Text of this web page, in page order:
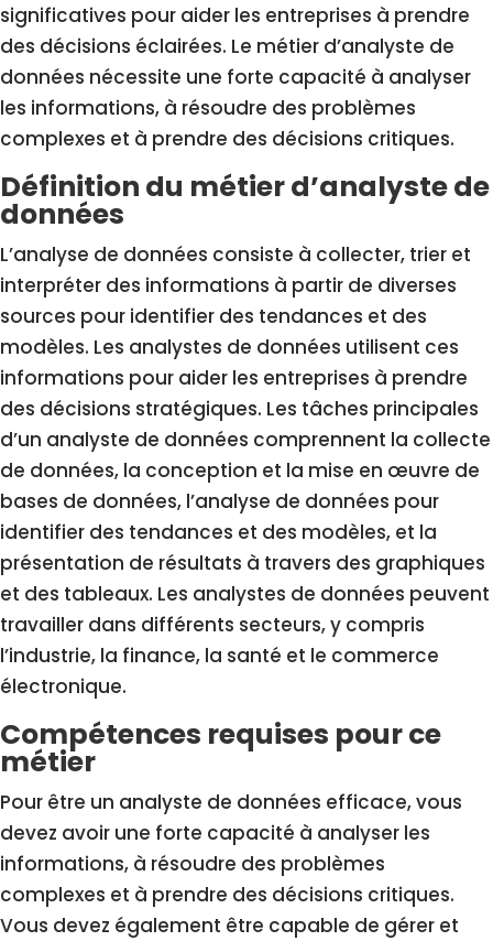
significatives pour aider les entreprises à prendre
des décisions éclairées. Le métier d’analyste de
données nécessite une forte capacité à analyser
les informations, à résoudre des problèmes
complexes et à prendre des décisions critiques.
Définition du métier d’analyste de
données
L’analyse de données consiste à collecter, trier et
interpréter des informations à partir de diverses
sources pour identifier des tendances et des
modèles. Les analystes de données utilisent ces
informations pour aider les entreprises à prendre
des décisions stratégiques. Les tâches principales
d’un analyste de données comprennent la collecte
de données, la conception et la mise en œuvre de
bases de données, l’analyse de données pour
identifier des tendances et des modèles, et la
présentation de résultats à travers des graphiques
et des tableaux. Les analystes de données peuvent
travailler dans différents secteurs, y compris
l’industrie, la finance, la santé et le commerce
électronique.
Compétences requises pour ce
métier
Pour être un analyste de données efficace, vous
devez avoir une forte capacité à analyser les
informations, à résoudre des problèmes
complexes et à prendre des décisions critiques.
Vous devez également être capable de gérer et